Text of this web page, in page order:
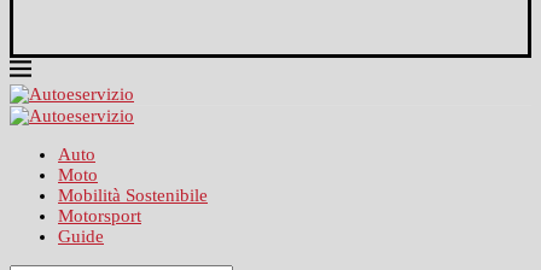
Auto
Moto
Mobilità Sostenibile
Motorsport
Guide